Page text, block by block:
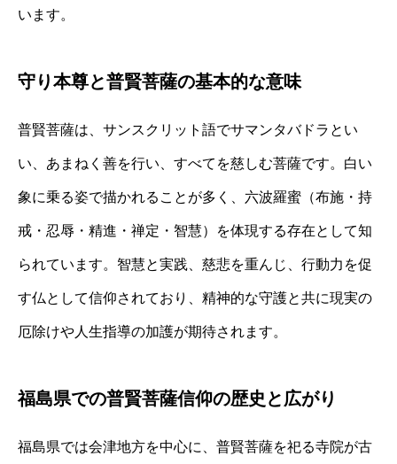
います。
守り本尊と普賢菩薩の基本的な意味
普賢菩薩は、サンスクリット語でサマンタバドラとい
い、あまねく善を行い、すべてを慈しむ菩薩です。白い
象に乗る姿で描かれることが多く、六波羅蜜（布施・持
戒・忍辱・精進・禅定・智慧）を体現する存在として知
られています。智慧と実践、慈悲を重んじ、行動力を促
す仏として信仰されており、精神的な守護と共に現実の
厄除けや人生指導の加護が期待されます。
福島県での普賢菩薩信仰の歴史と広がり
福島県では会津地方を中心に、普賢菩薩を祀る寺院が古